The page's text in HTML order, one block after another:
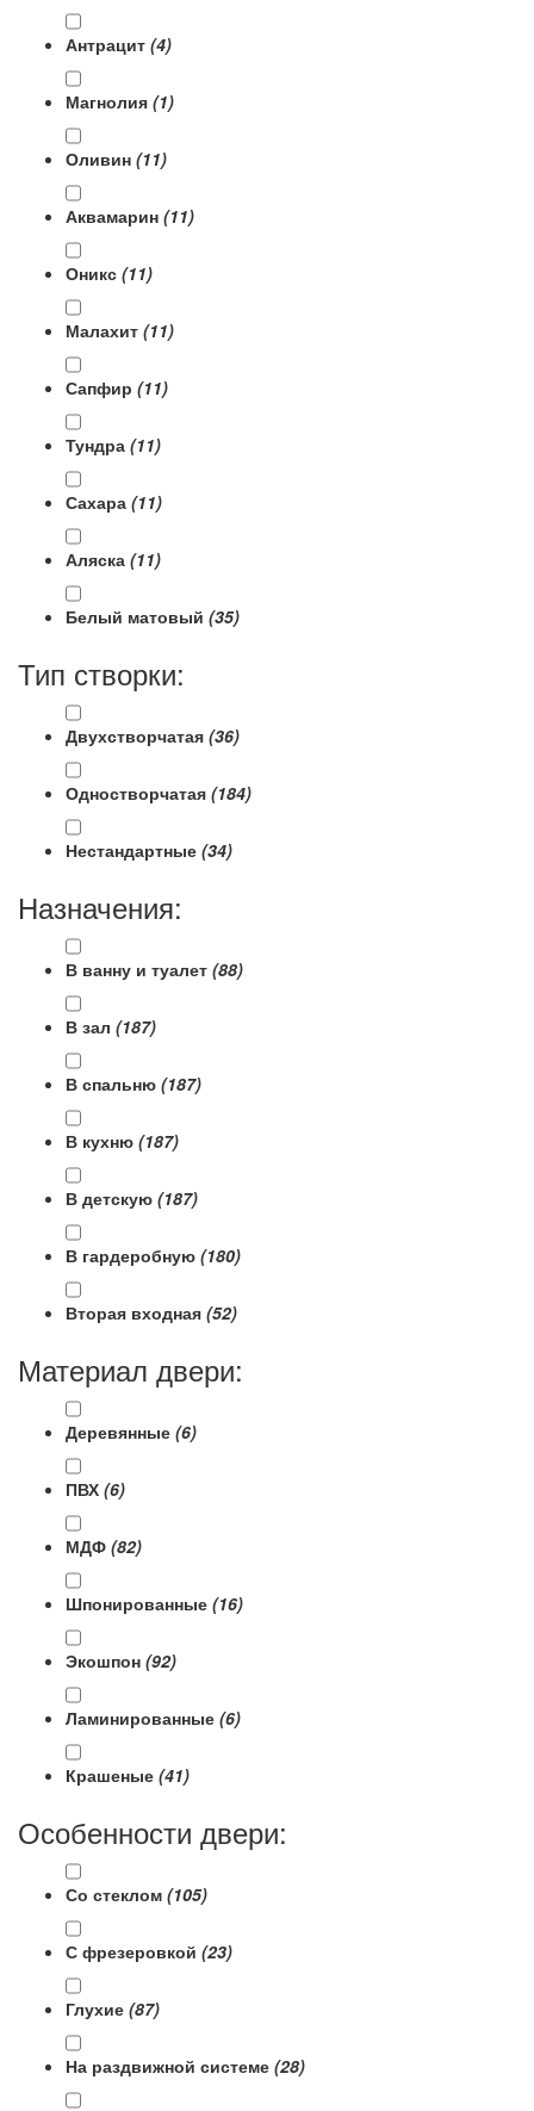
Антрацит (4)
Магнолия (1)
Оливин (11)
Аквамарин (11)
Оникс (11)
Малахит (11)
Сапфир (11)
Тундра (11)
Сахара (11)
Аляска (11)
Белый матовый (35)
Тип створки:
Двухстворчатая (36)
Одностворчатая (184)
Нестандартные (34)
Назначения:
В ванну и туалет (88)
В зал (187)
В спальню (187)
В кухню (187)
В детскую (187)
В гардеробную (180)
Вторая входная (52)
Материал двери:
Деревянные (6)
ПВХ (6)
МДФ (82)
Шпонированные (16)
Экошпон (92)
Ламинированные (6)
Крашеные (41)
Особенности двери:
Со стеклом (105)
С фрезеровкой (23)
Глухие (87)
На раздвижной системе (28)